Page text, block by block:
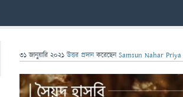
31 জানুয়ারি 2021 উত্তর প্রদান করেছেনSamsun Nahar Priya